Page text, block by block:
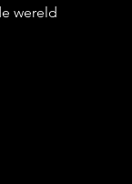
wereld